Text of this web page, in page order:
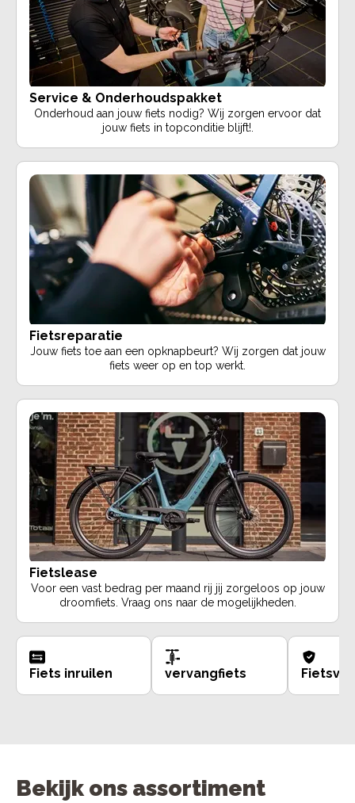
Service & Onderhoudspakket
Onderhoud aan jouw fiets nodig? Wij zorgen ervoor dat
jouw fiets in topconditie blijft!.
Fietsreparatie
Jouw fiets toe aan een opknapbeurt? Wij zorgen dat jouw
fiets weer op en top werkt.
Fietslease
Voor een vast bedrag per maand rij jij zorgeloos op jouw
droomfiets. Vraag ons naar de mogelijkheden.
Fiets inruilen vervangfiets
Bekijk ons assortiment